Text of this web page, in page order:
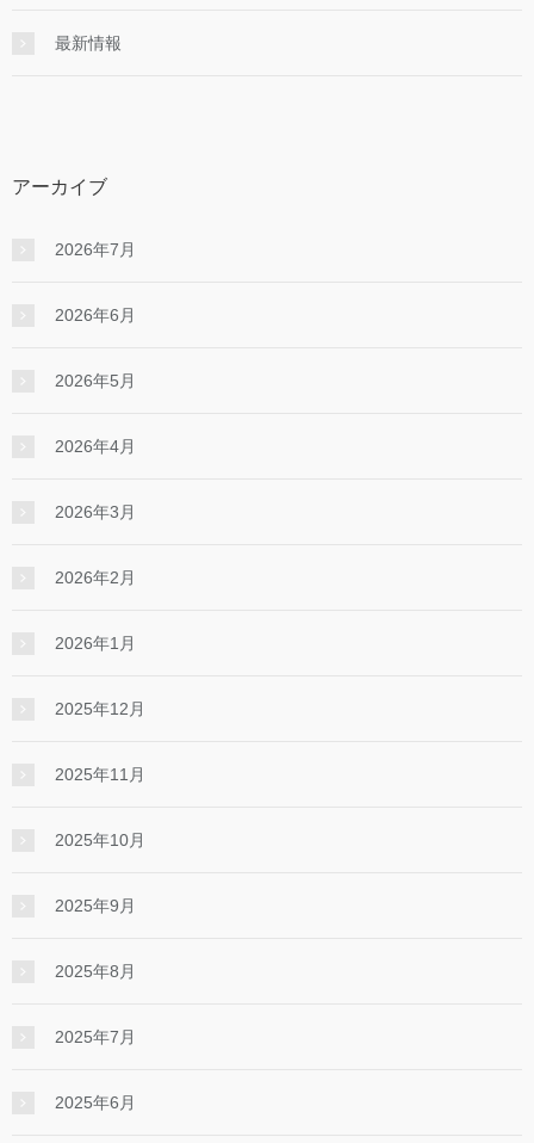
最新情報
アーカイブ
2026年7月
2026年6月
2026年5月
2026年4月
2026年3月
2026年2月
2026年1月
2025年12月
2025年11月
2025年10月
2025年9月
2025年8月
2025年7月
2025年6月